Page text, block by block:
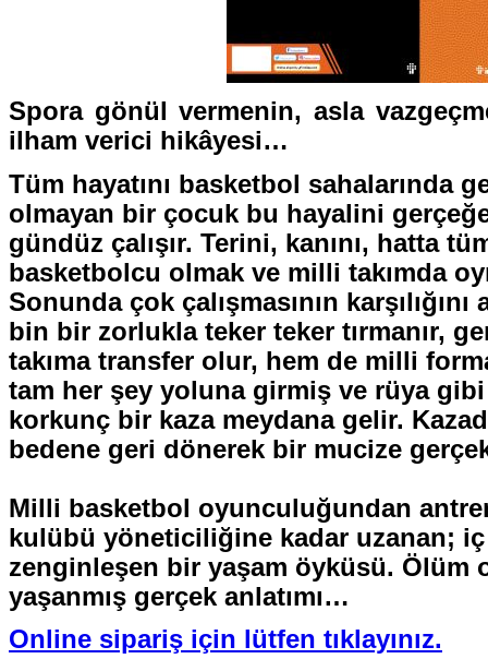
Spora gönül vermenin, asla
ilham verici hikâyesi…
Tüm hayatını basketbol sahalarında
olmayan bir çocuk bu hayalini
gündüz çalışır. Terini, kanını, hatta
basketbolcu olmak ve milli takımda
Sonunda çok çalışmasının karşılığını
bin bir zorlukla teker teker tırmanır,
takıma transfer olur, hem de milli
tam her şey yoluna girmiş ve rüya
korkunç bir kaza meydana gelir.
bedene geri dönerek bir mucize
Milli basketbol oyunculuğundan
kulübü yöneticiliğine kadar uzanan;
zenginleşen bir yaşam öyküsü. Ölüm
yaşanmış gerçek anlatımı…
Online sipariş için lütfen tıklayınız.